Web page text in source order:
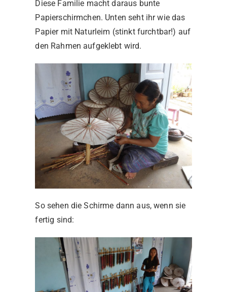
Diese Familie macht daraus bunte
Papierschirmchen. Unten seht ihr wie das
Papier mit Naturleim (stinkt furchtbar!) auf
den Rahmen aufgeklebt wird.
So sehen die Schirme dann aus, wenn sie
fertig sind: